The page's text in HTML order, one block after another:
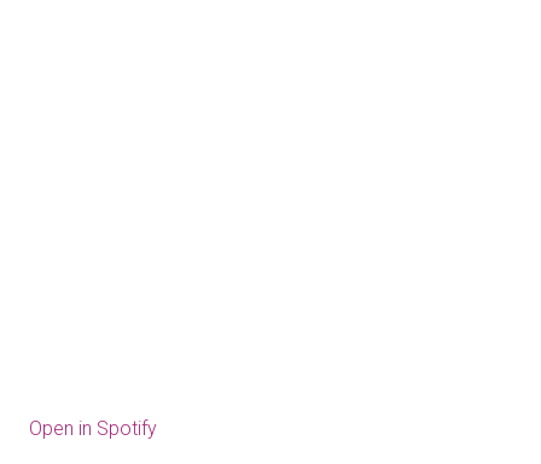
Open in Spotify